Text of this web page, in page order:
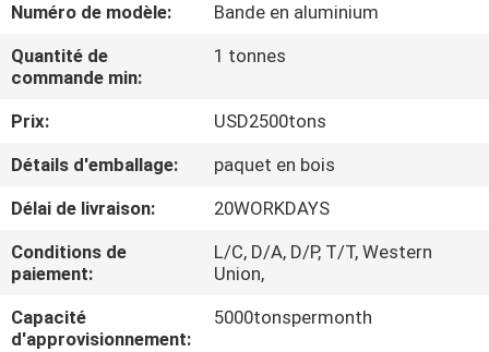
VISITE
D'USINE
CONTRÔLE
DE
QUALITÉ
CONTACTEZ-
NOUS
Numéro de modèle:
Bande en aluminium
Quantité de
commande min:
1 tonnes
Prix:
USD2500tons
Détails d'emballage:
paquet en bois
Délai de livraison:
20WORKDAYS
Conditions de
paiement:
L/C, D/A, D/P, T/T, Western
Union,
Capacité
d'approvisionnement:
5000tonspermonth